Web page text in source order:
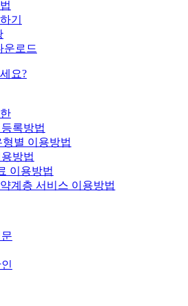
기
운로드
요?
록방법
형별 이용방법
방법
이용방법
계층 서비스 이용방법